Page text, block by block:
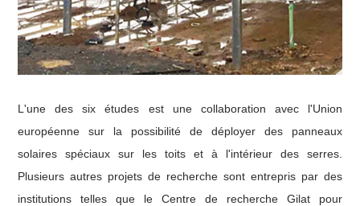
L'une des six études est une collaboration avec l'Union
européenne sur la possibilité de déployer des panneaux
solaires spéciaux sur les toits et à l'intérieur des serres.
Plusieurs autres projets de recherche sont entrepris par des
institutions telles que le Centre de recherche Gilat pour